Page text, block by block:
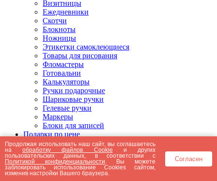
Визитницы
Ежедневники
Скотчи
Блокноты
Ножницы
Этикетки самоклеющиеся
Товары для рисования
Фломастеры
Готовальни
Калькуляторы
Ручки подарочные
Шариковые ручки
Гелевые ручки
Маркеры
Блоки для записей
Подарки по цене
Подарки от 5000 рублей
Подарки до 5000 рублей
Подарки до 3000 рублей
Подарки до 2000 рублей
Подарки до 1000 рублей
Продолжая использовать наш сайт, вы соглашаетесь
наобработку файлов Cookie и других
пользовательских данных, в соответствии с
Политикой конфиденциальности . Вы можете
заблокировать использование Cookies сайтом,
изменив настройки Вашего браузера.
Согласен